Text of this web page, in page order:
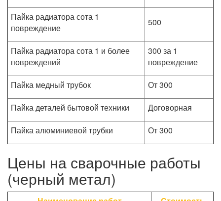
Пайка радиатора сота 1
повреждение
500
Пайка радиатора сота 1 и более
повреждений
300 за 1
повреждение
Пайка медный трубок
От 300
Пайка деталей бытовой техники
Договорная
Пайка алюминиевой трубки
От 300
Цены на сварочные работы
(черный метал)